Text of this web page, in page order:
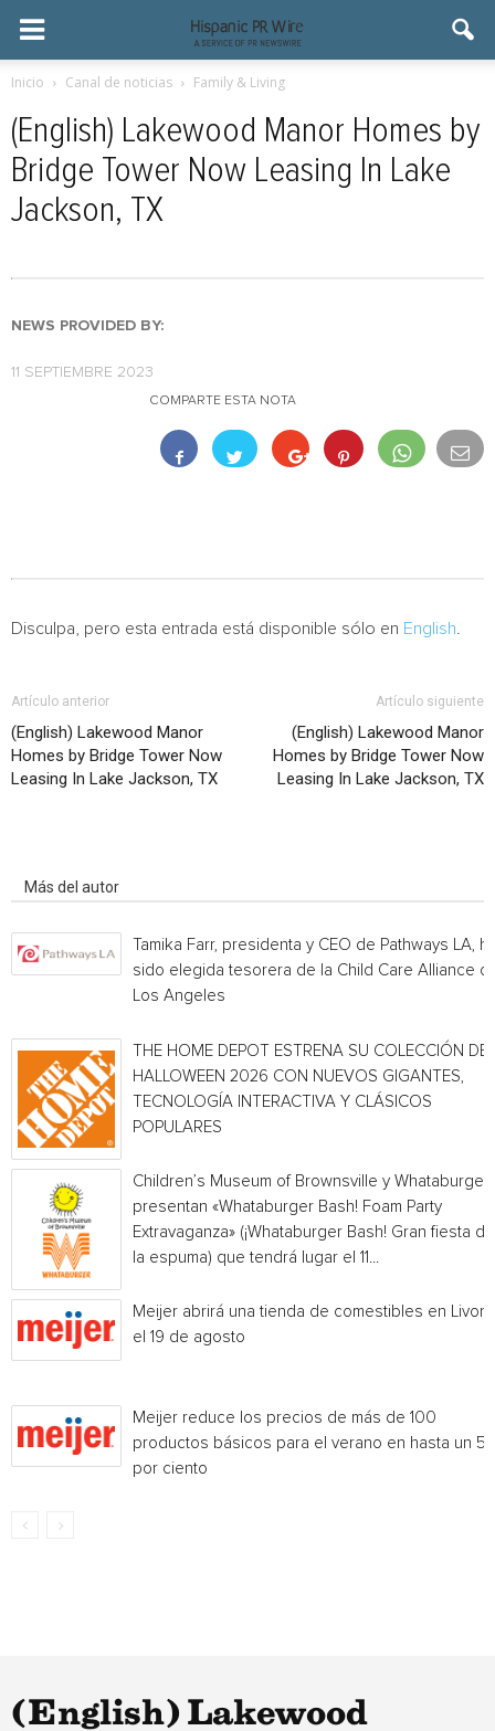
Inicio Canal de noticias Family & Living
(English) Lakewood Manor Homes by
Bridge Tower Now Leasing In Lake
Jackson, TX
NEWS PROVIDED BY:
11 SEPTIEMBRE 2023
COMPARTE ESTA NOTA
Disculpa, pero esta entrada está disponible sólo en English
Artículo anterior
(English) Lakewood Manor
Homes by Bridge Tower Now
Leasing In Lake Jackson, TX
Artículo siguiente
(English) Lakewood Manor
Homes by Bridge Tower Now
Leasing In Lake Jackson, TX
Más del autor
Tamika Farr, presidenta y CEO de Pathways LA,
sido elegida tesorera de la Child Care Alliance of
Los Angeles
THE HOME DEPOT ESTRENA SU COLECCIÓN DE
HALLOWEEN 2026 CON NUEVOS GIGANTES,
TECNOLOGÍA INTERACTIVA Y CLÁSICOS
POPULARES
Children’s Museum of Brownsville y Whataburger
presentan «Whataburger Bash! Foam Party
Extravaganza» (¡Whataburger Bash! Gran fiesta de
la espuma) que tendrá lugar el 11...
Meijer abrirá una tienda de comestibles en
el 19 de agosto
Meijer reduce los precios de más de 100
productos básicos para el verano en hasta un
por ciento
(English) Lakewood